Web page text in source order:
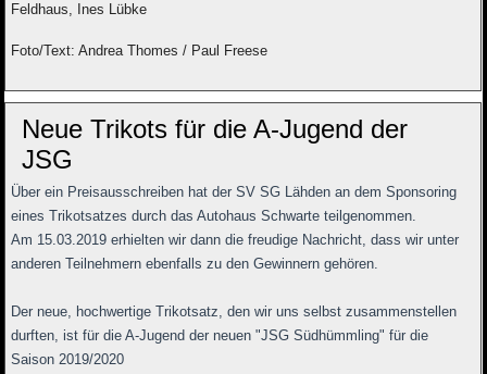
Feldhaus, Ines Lübke
Foto/Text: Andrea Thomes / Paul Freese
Neue Trikots für die A-Jugend der
JSG
Über ein Preisausschreiben hat der SV SG Lähden an dem Sponsoring
eines Trikotsatzes durch das Autohaus Schwarte teilgenommen.
Am 15.03.2019 erhielten wir dann die freudige Nachricht, dass wir unter
anderen Teilnehmern ebenfalls zu den Gewinnern gehören.
Der neue, hochwertige Trikotsatz, den wir uns selbst zusammenstellen
durften, ist für die A-Jugend der neuen "JSG Südhümmling" für die
Saison 2019/2020